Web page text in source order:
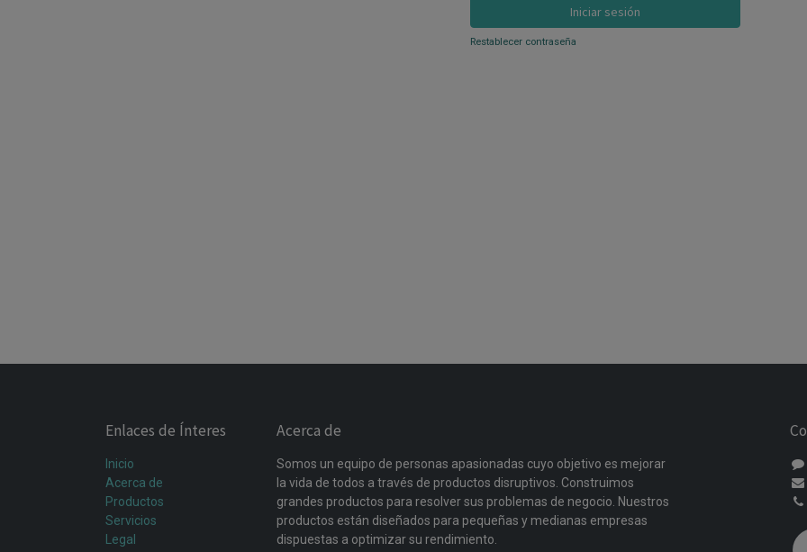
Iniciar sesión
Restablecer contraseña
Enlaces de Ínteres
Inicio
Acerca de
Productos
Servicios
Legal
Acerca de
Somos un equipo de personas apasionadas cuyo objetivo es mejorar
la vida de todos a través de productos disruptivos. Construimos
grandes productos para resolver sus problemas de negocio. Nuestros
productos están diseñados para pequeñas y medianas empresas
dispuestas a optimizar su rendimiento.